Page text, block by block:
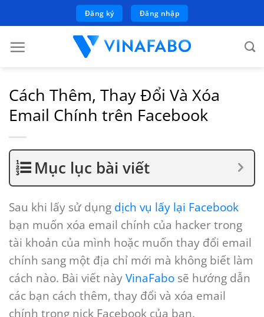
qua
nội
Đăng ký Đăng nhập
Cách Thêm, Thay Đổi Và Xóa
Email Chính trên Facebook
Mục lục bài viết
Sau khi lấy sử dụng dịch vụ lấy lại Facebook
bạn muốn xóa email chính của hacker trong
tài khoản của mình hoặc muốn thay đổi email
chính sang một địa chỉ mới mà không biết làm
cách nào. Bài viết nàyVinaFabo sẽ hướng dẫn
các bạn cách thêm, thay đổi và xóa email
chính trong nick Facebook của bạn.